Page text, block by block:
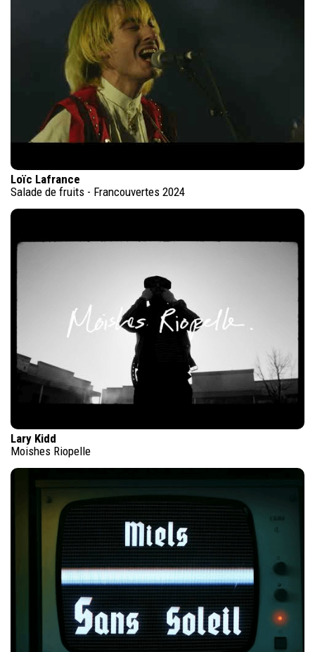
Loïc Lafrance
Salade de fruits - Francouvertes 2024
Lary Kidd
Moishes Riopelle